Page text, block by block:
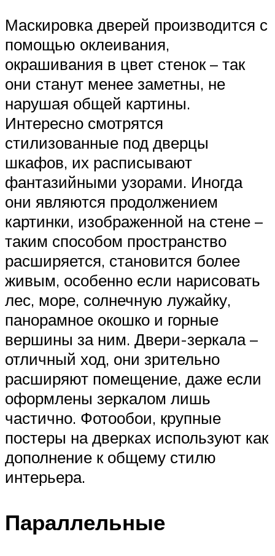
Маскировка дверей производится с
помощью оклеивания,
окрашивания в цвет стенок – так
они станут менее заметны, не
нарушая общей картины.
Интересно смотрятся
стилизованные под дверцы
шкафов, их расписывают
фантазийными узорами. Иногда
они являются продолжением
картинки, изображенной на стене –
таким способом пространство
расширяется, становится более
живым, особенно если нарисовать
лес, море, солнечную лужайку,
панорамное окошко и горные
вершины за ним. Двери-зеркала –
отличный ход, они зрительно
расширяют помещение, даже если
оформлены зеркалом лишь
частично. Фотообои, крупные
постеры на дверках используют как
дополнение к общему стилю
интерьера.
Параллельные